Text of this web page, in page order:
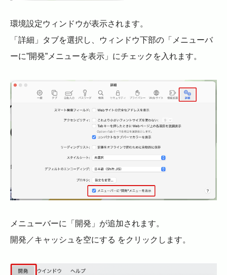
環境設定ウィンドウが表示されます。
「詳細」タブを選択し、ウィンドウ下部の「メニューバ
ーに”開発”メニューを表示」にチェックを入れます。
メニューバーに「開発」が追加されます。
開発／キャッシュを空にする をクリックします。